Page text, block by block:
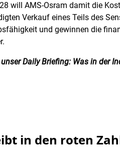
will AMS-Osram damit die
Verkauf eines Teils des
und gewinnen die
Daily Briefing: Was in der
in den roten